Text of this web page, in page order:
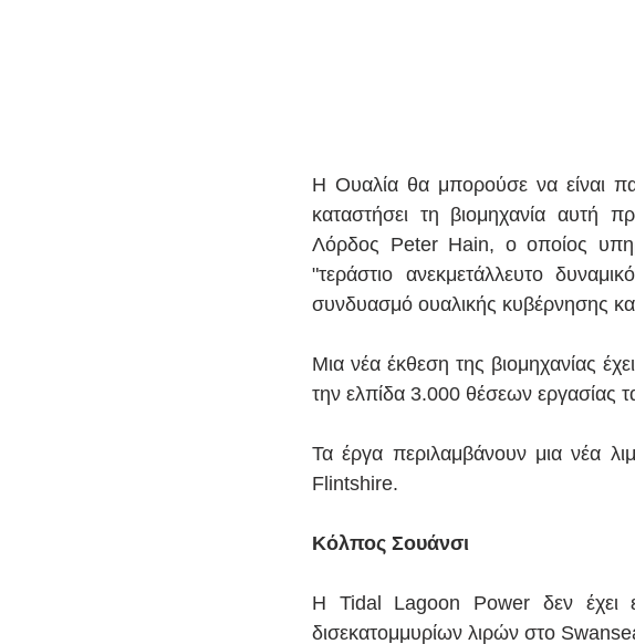
Η Ουαλία θα μπορούσε να είναι
καταστήσει τη βιομηχανία αυτή
Λόρδος Peter Hain, ο οποίος
"τεράστιο ανεκμετάλλευτο
συνδυασμό ουαλικής κυβέρνησης
Μια νέα έκθεση της βιομηχανίας
την ελπίδα 3.000 θέσεων εργασίας
Τα έργα περιλαμβάνουν μια νέα
Flintshire.
Κόλπος Σουάνσι
Η Tidal Lagoon Power δεν έχει
δισεκατομμυρίων λιρών στο